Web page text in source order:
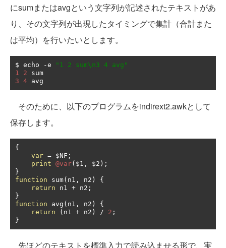
にsumまたはavgという文字列が記述されたテキストがあ
り、その文字列が出現したタイミングで集計（合計また
は平均）を行いたいとします。
$ echo -e
"1 2 sum\n3 4 avg"
1
2
3 4 avg
そのために、以下のプログラムをindirext2.awkとして
保存します。
{
var = $NF ;
print @var( $1 , $2 );
}
function sum( n1 , n2 )
{
return n1 + n2 ;
}
function avg ( n1 , n2 )
{
return
( n1 + n2 ) / 2 ;
}
先ほどのテキストを標準入力で読み込ませる形で、実